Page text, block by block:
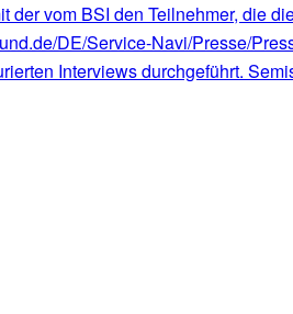
der vom BSI den Teilnehmer, die
DE/Service-Navi/Presse/
Interviews durchgeführt.